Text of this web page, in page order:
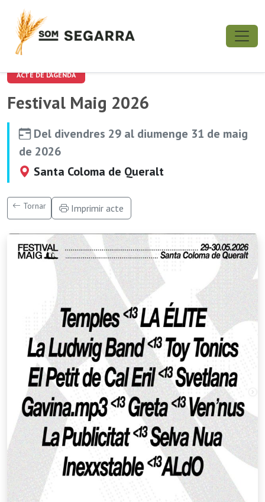
ACTE DE L'AGENDA
Festival Maig 2026
Del divendres 29 al diumenge 31 de maig
de 2026
Santa Coloma de Queralt
Tornar Imprimir acte